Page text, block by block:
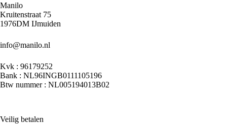
Manilo
Kruitenstraat 75
1976DM IJmuiden
info@manilo.nl
Kvk : 96179252
Bank : NL96INGB0111105196
Btw nummer : NL005194013B02
Veilig betalen